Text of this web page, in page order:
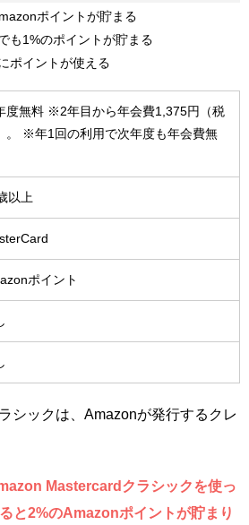
ポイントが貯まる
も1%のポイントが貯まる
ポイントが使える
度無料 ※2年目から年会費1,375円（税
。 ※年1回の利用で次年度も年会費無
以上
ポイント
シックは、Amazonが発行するクレ
Mastercardクラシックを使っ
と2%のAmazonポイントが貯まり